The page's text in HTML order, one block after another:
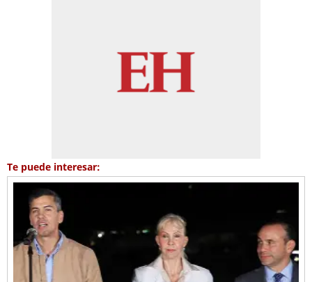
Te puede interesar: